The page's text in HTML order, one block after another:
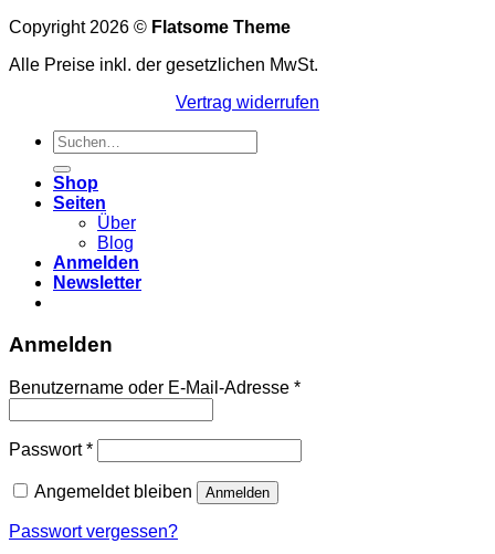
Copyright 2026 © Flatsome Theme
Alle Preise inkl. der gesetzlichen MwSt.
Vertrag widerrufen
Suchen
nach:
Shop
Seiten
Über
Blog
Anmelden
Newsletter
Anmelden
Benutzername oder E-Mail-Adresse *Erforderlich
Passwort*Erforderlich
Angemeldet bleiben Anmelden
Passwort vergessen?